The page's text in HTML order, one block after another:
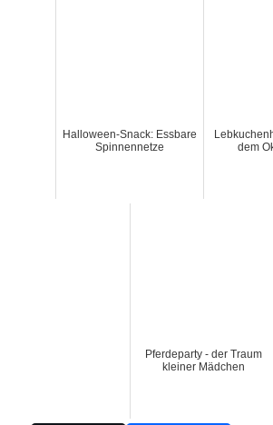
Halloween-Snack: Essbare
Spinnennetze
dem
Pferdeparty - der Traum
kleiner Mädchen